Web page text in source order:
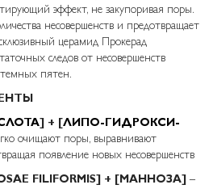
эффект, не закупоривая поры.
несовершенств и предотвращает
церамид Прокерад
следов от несовершенств
пятен.
] + [ЛИПО-ГИДРОКСИ-
очищают поры, выравнивают
появление новых несовершенств
FILIFORMIS] + [МАННОЗА] –